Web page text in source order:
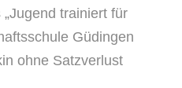
trainiert für
Güdingen
ohne Satzverlust